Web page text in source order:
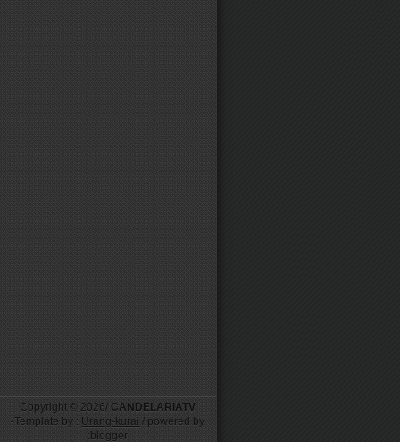
Copyright © 2026/CANDELARIATV
-Template by : Urang-kurai / powered by
:blogger